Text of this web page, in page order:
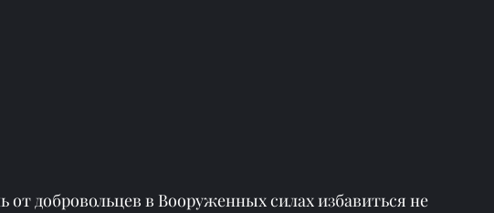
от добровольцев в Вооруженных силах избавиться не